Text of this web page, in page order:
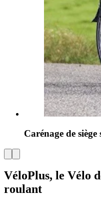
Carénage de siège
​VéloPlus, le Vélo
roulant